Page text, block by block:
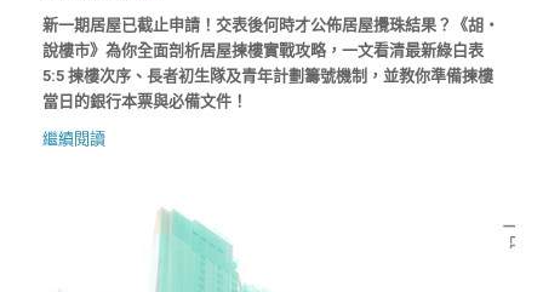
新一期居屋已截止申請！交表後何時才公佈居屋攪珠結果？《胡‧
說樓市》為你全面剖析居屋揀樓實戰攻略，一文看清最新綠白表
5:5 揀樓次序、長者初生隊及青年計劃籌號機制，並教你準備揀樓
當日的銀行本票與必備文件！
繼續閱讀